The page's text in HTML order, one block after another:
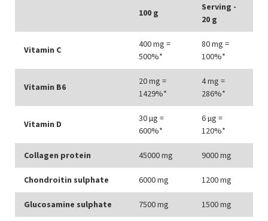
100 g
Serving -
20 g
Vitamin C
400 mg =
500%*
80 mg =
100%*
Vitamin B6
20 mg =
1429%*
4 mg =
286%*
Vitamin D
30 µg =
600%*
6 µg =
120%*
Collagen protein 45000 mg 9000 mg
Chondroitin sulphate 6000 mg 1200 mg
Glucosamine sulphate 7500 mg 1500 mg